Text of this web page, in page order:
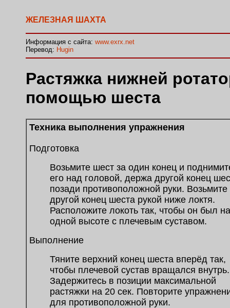
ЖЕЛЕЗНАЯ ШАХТА
Информация с сайта: www.exrx.net
Перевод: Hugin
Растяжка нижней
помощью шеста
Техника выполнения упражнения
Подготовка
Возьмите шест за один конец и
его над головой, держа другой конец
позади противоположной руки. Возьмите
другой конец шеста рукой ниже локтя.
Расположите локоть так, чтобы он был на
одной высоте с плечевым суставом.
Выполнение
Тяните верхний конец шеста вперёд так,
чтобы плечевой сустав вращался внутрь.
Задержитесь в позиции максимальной
растяжки на 20 сек. Повторите
для противоположной руки.